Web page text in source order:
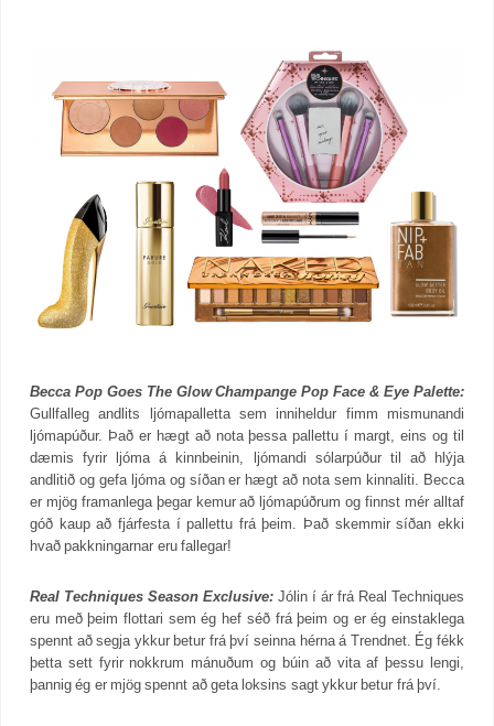
Becca Pop Goes The Glow Champange Pop Face & Eye Palette:
Gullfalleg andlits ljómapalletta sem inniheldur fimm mismunandi
ljómapúður. Það er hægt að nota þessa pallettu í margt, eins og til
dæmis fyrir ljóma á kinnbeinin, ljómandi sólarpúður til að hlýja
andlitið og gefa ljóma og síðan er hægt að nota sem kinnaliti. Becca
er mjög framanlega þegar kemur að ljómapúðrum og finnst mér alltaf
góð kaup að fjárfesta í pallettu frá þeim. Það skemmir síðan ekki
hvað pakkningarnar eru fallegar!
Real Techniques Season Exclusive: Jólin í ár frá Real Techniques
eru með þeim flottari sem ég hef séð frá þeim og er ég einstaklega
spennt að segja ykkur betur frá því seinna hérna á Trendnet. Ég fékk
þetta sett fyrir nokkrum mánuðum og búin að vita af þessu lengi,
þannig ég er mjög spennt að geta loksins sagt ykkur betur frá því.